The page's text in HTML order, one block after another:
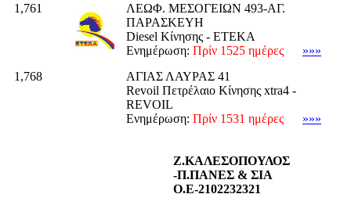
1,761
ΛΕΩΦ. ΜΕΣΟΓΕΙΩΝ 493-ΑΓ.
ΠΑΡΑΣΚΕΥΗ
Diesel Κίνησης - ΕΤΕΚΑ
Ενημέρωση: Πρίν 1525 ημέρες
»»»
1,768
ΑΓΙΑΣ ΛΑΥΡΑΣ 41
Revoil Πετρέλαιο Κίνησης xtra4 -
REVOIL
Ενημέρωση: Πρίν 1531 ημέρες »»»
Ζ.ΚΑΛΕΣΟΠΟΥΛΟΣ
-Π.ΠΑΝΕΣ & ΣΙΑ
Ο.Ε-2102232321